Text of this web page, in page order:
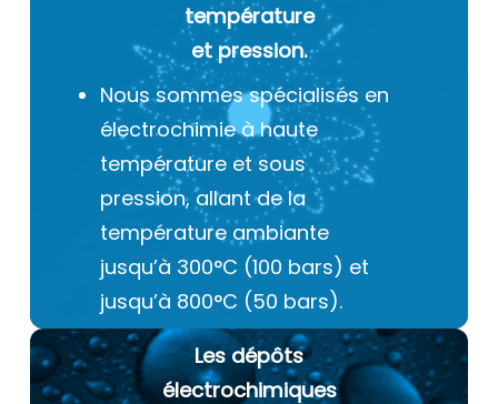
température
et pression.
Nous sommes spécialisés en
électrochimie à haute
température et sous
pression, allant de la
température ambiante
jusqu’à 300°C (100 bars) et
jusqu’à 800°C (50 bars).
Les dépôts
électrochimiques